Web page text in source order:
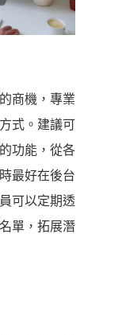
商機，專業
式。建議可
功能，從各
最好在後台
可以定期透
單，拓展潛